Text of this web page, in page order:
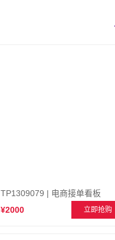
TP1309079 | 电商接单看板
¥2000
立即抢购